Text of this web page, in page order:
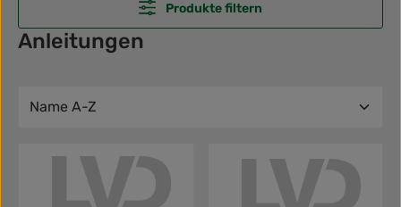
Produkte filtern
Anleitungen